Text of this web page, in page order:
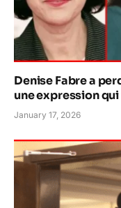
Denise Fabre a
une expression
January 17, 2026